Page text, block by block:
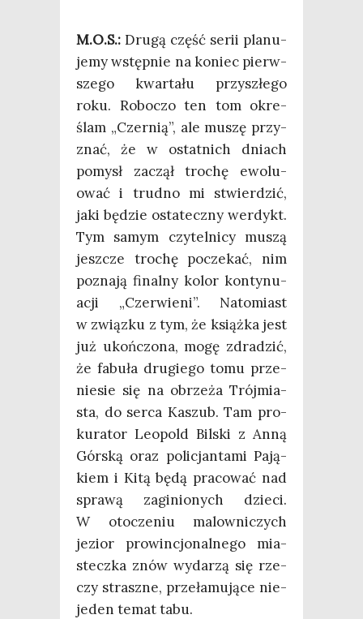
M.O.S.: Dru­gą część serii pla­nu­
je­my wstęp­nie na koniec pierw­
sze­go kwar­ta­łu przy­szłe­go
roku. Robo­czo ten tom okre­
ślam „Czer­nią”, ale muszę przy­
znać, że w ostat­nich dniach
pomysł zaczął tro­chę ewo­lu­
ować i trud­no mi stwier­dzić,
jaki będzie osta­tecz­ny wer­dykt.
Tym samym czy­tel­ni­cy muszą
jesz­cze tro­chę pocze­kać, nim
pozna­ją final­ny kolor kon­ty­nu­
acji „Czer­wie­ni”. Nato­miast
w związ­ku z tym, że książ­ka jest
już ukoń­czo­na, mogę zdra­dzić,
że fabu­ła dru­gie­go tomu prze­
nie­sie się na obrze­ża Trój­mia­
sta, do ser­ca Kaszub. Tam pro­
ku­ra­tor Leopold Bil­ski z Anną
Gór­ską oraz poli­cjan­ta­mi Pają­
kiem i Kitą będą pra­co­wać nad
spra­wą zagi­nio­nych dzie­ci.
W oto­cze­niu malow­ni­czych
jezior pro­win­cjo­nal­ne­go mia­
stecz­ka znów wyda­rzą się rze­
czy strasz­ne, prze­ła­mu­ją­ce nie­
je­den temat tabu.